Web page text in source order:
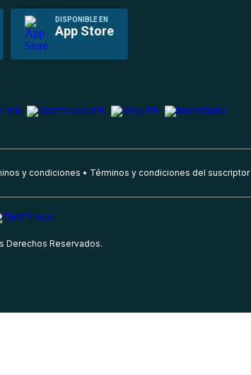
DISPONIBLE EN
App Store
y condiciones Términos y condiciones del suscriptor
Derechos Reservados.